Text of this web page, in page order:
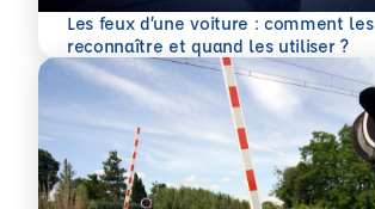
Les feux d’une voiture : comment les
reconnaître et quand les utiliser ?
En savoir plus